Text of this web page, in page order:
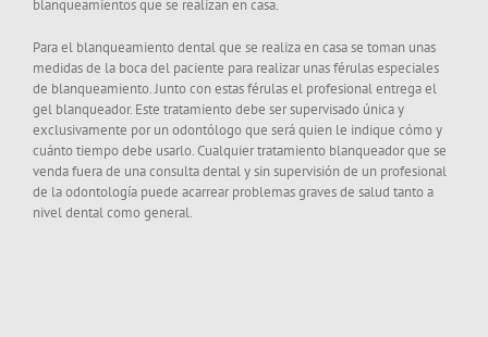
blanqueamientos que se realizan en casa.
Para el blanqueamiento dental que se realiza en casa se toman unas
medidas de la boca del paciente para realizar unas férulas especiales
de blanqueamiento. Junto con estas férulas el profesional entrega el
gel blanqueador. Este tratamiento debe ser supervisado única y
exclusivamente por un odontólogo que será quien le indique cómo y
cuánto tiempo debe usarlo. Cualquier tratamiento blanqueador que se
venda fuera de una consulta dental y sin supervisión de un profesional
de la odontología puede acarrear problemas graves de salud tanto a
nivel dental como general.